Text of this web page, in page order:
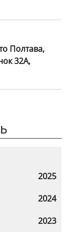
Полтава,
32А,
2025
2024
2023